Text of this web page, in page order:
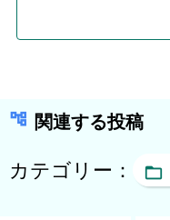
ー
ョ
ン 関連する投稿
カテゴリー：